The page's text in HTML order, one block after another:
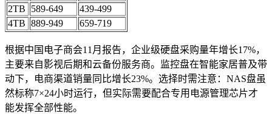
2TB
589-649
439-499
4TB 889-949 659-719
根据中国电子商会11月报告，企业级硬盘采购量年增长17%，
主要来自影视后期和云备份服务商。监控盘在智能家居普及带
动下，电商渠道销量同比增长23%。选择时需注意：NAS盘虽
然标称7×24小时运行，但实际需要配合专用电源管理芯片才
能发挥全部性能。